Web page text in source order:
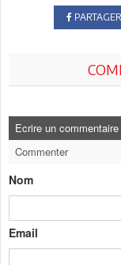
PARTAGER
Ecrire un commentaire
Commenter
Nom
Email